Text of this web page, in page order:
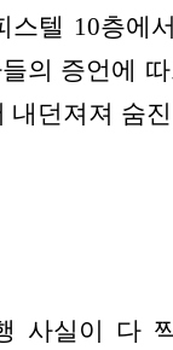
스텔 10층에
의 증언에
내던져져 숨
사실이 다